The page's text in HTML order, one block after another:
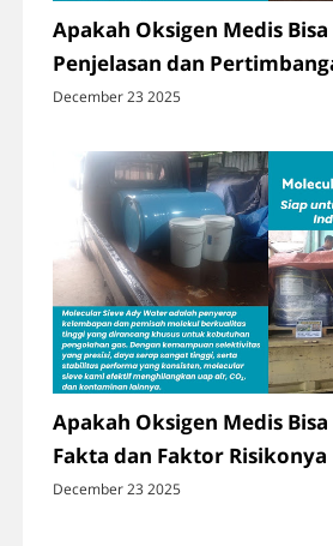
Apakah Oksigen Medis
Penjelasan dan
December 23 2025
Apakah Oksigen Medis
Fakta dan Faktor Risikonya
December 23 2025